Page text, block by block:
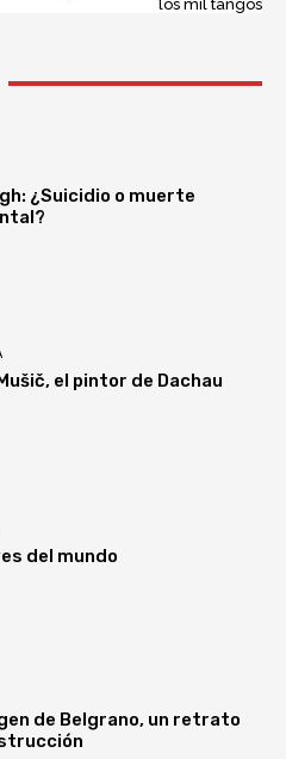
los mil tangos
¿Suicidio o muerte
el pintor de Dachau
del mundo
de Belgrano, un retrato